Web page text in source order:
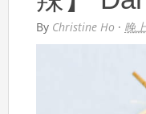
By Christine Ho · 晚